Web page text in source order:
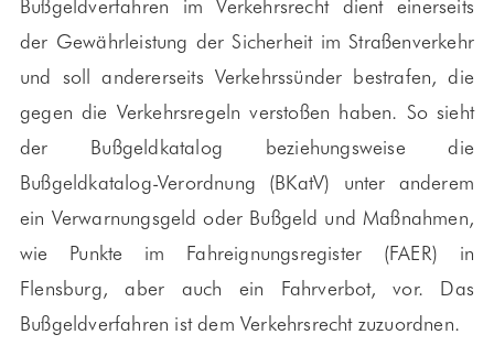
Bußgeldverfahren im Verkehrsrecht dient einerseits
der Gewährleistung der Sicherheit im Straßenverkehr
und soll andererseits Verkehrssünder bestrafen, die
gegen die Verkehrsregeln verstoßen haben. So sieht
der Bußgeldkatalog beziehungsweise die
Bußgeldkatalog-Verordnung (BKatV) unter anderem
ein Verwarnungsgeld oder Bußgeld und Maßnahmen,
wie Punkte im Fahreignungsregister (FAER) in
Flensburg, aber auch ein Fahrverbot, vor. Das
Bußgeldverfahren ist dem Verkehrsrecht zuzuordnen.